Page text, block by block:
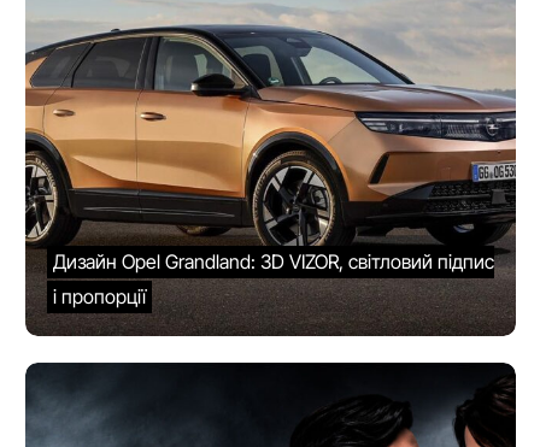
Дизайн Opel Grandland: 3D VIZOR, світловий підпис
і пропорції